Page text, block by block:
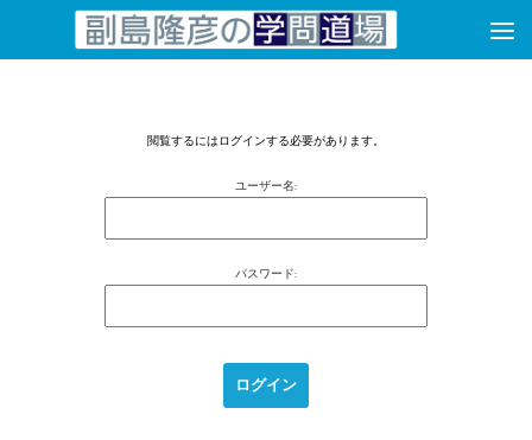
コンテンツへスキップ
閲覧するにはログインする必要があります。
ユーザー名:
パスワード: